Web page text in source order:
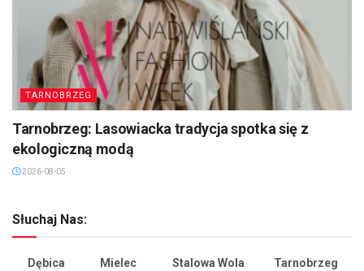
TARNOBRZEG
Tarnobrzeg: Lasowiacka tradycja spotka się z
ekologiczną modą
2026-08-05
Słuchaj Nas:
Dębica Mielec Stalowa Wola
Tarnobrzeg